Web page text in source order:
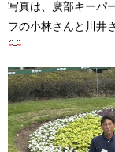
写真は、廣部キーパ
フの小林さんと川井